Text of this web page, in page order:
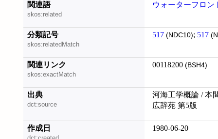
関連語
skos:related
ウォーターフロン
分類記号
skos:relatedMatch
517 (NDC10); 517
関連リンク
skos:exactMatch
00118200 (BSH4)
出典
dct:source
河海工学概論 / 本
広辞苑 第5版
作成日 1980-06-20